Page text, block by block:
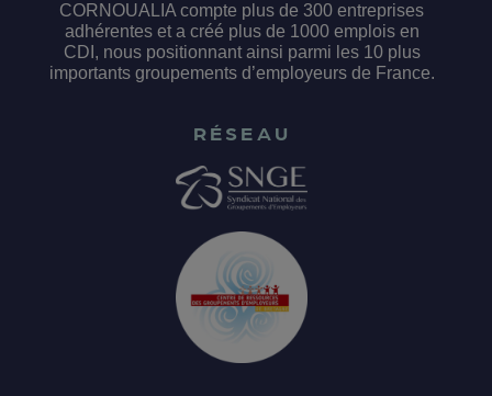
CORNOUALIA compte plus de 300 entreprises
adhérentes et a créé plus de 1000 emplois en
CDI, nous positionnant ainsi parmi les 10 plus
importants groupements d’employeurs de France.
RÉSEAU